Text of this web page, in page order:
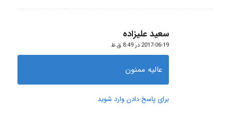
سعید علیزاده
گفته:
2017-06-19 در 8:49 ق.ظ
عالیه ممنون
برای پاسخ دادن وارد شوید